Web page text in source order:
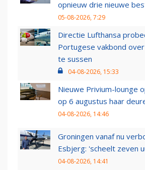
opnieuw drie nieuwe
05-08-2026, 7:29
Directie Lufthansa
Portugese vakbond
te sussen
04-08-2026, 15:33
Nieuwe Privium-lounge
op 6 augustus haar
04-08-2026, 14:46
Groningen vanaf nu
Esbjerg: 'scheelt zeven
04-08-2026, 14:41